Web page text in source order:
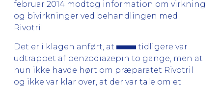
februar 2014 modtog information om virkning
og bivirkninger ved behandlingen med
Rivotril.
Det er i klagen anført, at
tidligere var
udtrappet af benzodiazepin to gange, men at
hun ikke havde hørt om præparatet Rivotril
og ikke var klar over, at der var tale om et